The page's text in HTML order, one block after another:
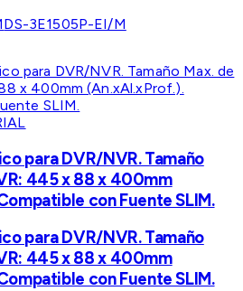
DS-3E1505P-EI/M
para DVR/NVR. Tamaño
445 x 88 x 400mm
con Fuente SLIM.
para DVR/NVR. Tamaño
445 x 88 x 400mm
con Fuente SLIM.